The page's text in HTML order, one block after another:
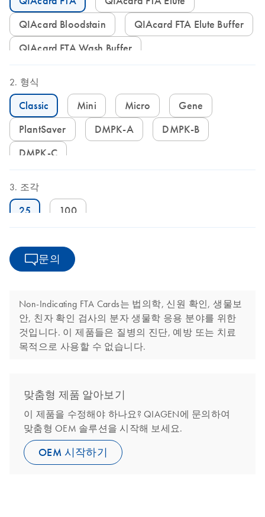
QIAcard Bloodstain
QIAcard FTA Elute Buffer
QIAcard FTA Wash Buffer
형식
Classic Mini Micro
Gene
PlantSaver
DMPK-A
DMPK-B
DMPK-C
조각
25 100
문의
Non-Indicating FTA Cards는 법의학, 신원 확인, 생물보
안, 친자 확인 검사의 분자 생물학 응용 분야를 위한
것입니다. 이 제품들은 질병의 진단, 예방 또는 치료
목적으로 사용할 수 없습니다.
맞춤형 제품 알아보기
이 제품을 수정해야 하나요? QIAGEN에 문의하여
맞춤형 OEM 솔루션을 시작해 보세요.
OEM 시작하기